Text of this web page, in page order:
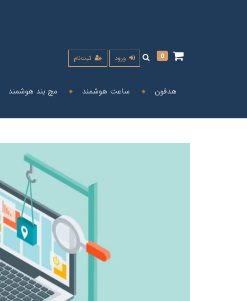
0 ورود ثبت‌نام
هدفون ساعت هوشمند مچ بند هوشمند